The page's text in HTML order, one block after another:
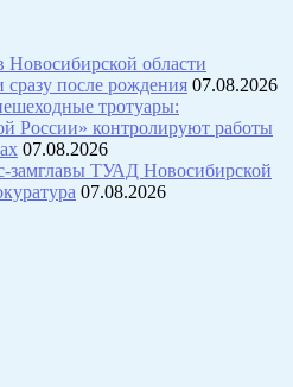
области
после рождения 07.08.2026
тротуары:
России» контролируют работы
07.08.2026
замглавы ТУАД Новосибирской
07.08.2026